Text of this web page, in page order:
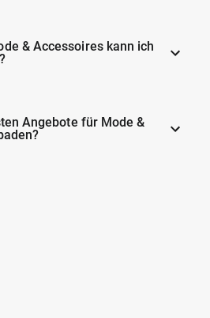
& Accessoires kann ich
Angebote für Mode &